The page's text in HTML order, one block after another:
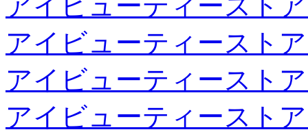
アイビューティースト
アイビューティースト
アイビューティースト